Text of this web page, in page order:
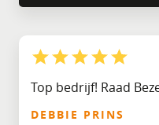
Top bedrijf! Raad
DEBBIE PRINS